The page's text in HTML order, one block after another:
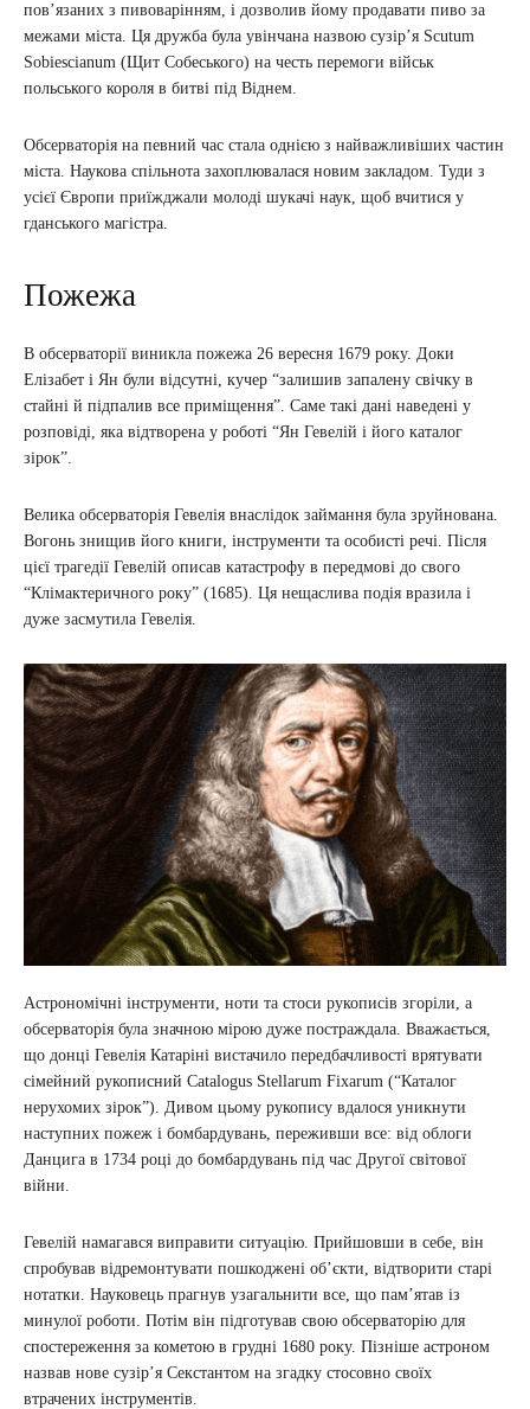
пов’язаних з пивоварінням, і дозволив йому продавати пиво за
межами міста. Ця дружба була увінчана назвою сузір’я Scutum
Sobiescianum (Щит Собеського) на честь перемоги військ
польського короля в битві під Віднем.
Обсерваторія на певний час стала однією з найважливіших частин
міста. Наукова спільнота захоплювалася новим закладом. Туди з
усієї Європи приїжджали молоді шукачі наук, щоб вчитися у
гданського магістра.
Пожежа
В обсерваторії виникла пожежа 26 вересня 1679 року. Доки
Елізабет і Ян були відсутні, кучер “залишив запалену свічку в
стайні й підпалив все приміщення”. Саме такі дані наведені у
розповіді, яка відтворена у роботі “Ян Гевелій і його каталог
зірок”.
Велика обсерваторія Гевелія внаслідок займання була зруйнована.
Вогонь знищив його книги, інструменти та особисті речі. Після
цієї трагедії Гевелій описав катастрофу в передмові до свого
“Клімактеричного року” (1685). Ця нещаслива подія вразила і
дуже засмутила Гевелія.
Астрономічні інструменти, ноти та стоси рукописів згоріли, а
обсерваторія була значною мірою дуже постраждала. Вважається,
що донці Гевелія Катаріні вистачило передбачливості врятувати
сімейний рукописний Catalogus Stellarum Fixarum (“Каталог
нерухомих зірок”). Дивом цьому рукопису вдалося уникнути
наступних пожеж і бомбардувань, переживши все: від облоги
Данцига в 1734 році до бомбардувань під час Другої світової
війни.
Гевелій намагався виправити ситуацію. Прийшовши в себе, він
спробував відремонтувати пошкоджені об’єкти, відтворити старі
нотатки. Науковець прагнув узагальнити все, що пам’ятав із
минулої роботи. Потім він підготував свою обсерваторію для
спостереження за кометою в грудні 1680 року. Пізніше астроном
назвав нове сузір’я Секстантом на згадку стосовно своїх
втрачених інструментів.